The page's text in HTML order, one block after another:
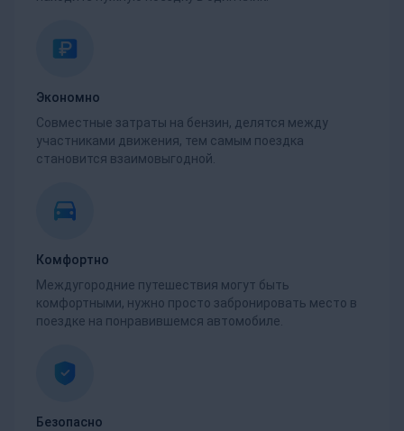
Экономно
Совместные затраты на бензин, делятся между
участниками движения, тем самым поездка
становится взаимовыгодной.
Комфортно
Междугородние путешествия могут быть
комфортными, нужно просто забронировать место в
поездке на понравившемся автомобиле.
Безопасно